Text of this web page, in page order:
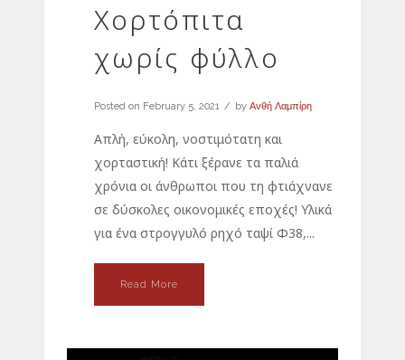
Χορτόπιτα
χωρίς φύλλο
Posted on February 5, 2021 by Ανθή Λαμπίρη
Απλή, εύκολη, νοστιμότατη και
χορταστική! Κάτι ξέρανε τα παλιά
χρόνια οι άνθρωποι που τη φτιάχνανε
σε δύσκολες οικονομικές εποχές! Υλικά
για ένα στρογγυλό ρηχό ταψί Φ38,...
Read More